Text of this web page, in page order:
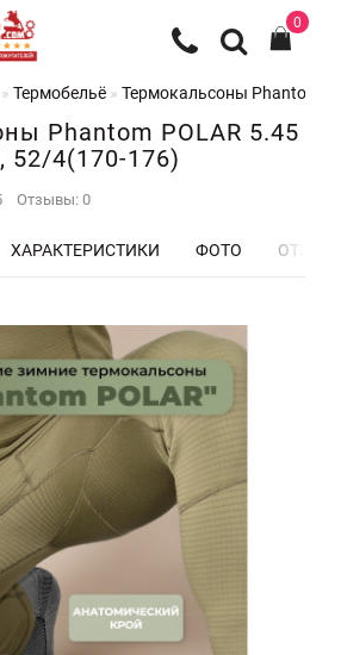
0
Термобельё Термокальсоны Phantom
Phantom POLAR 5.45
52/4(170-176)
Отзывы: 0
ХАРАКТЕРИСТИКИ ФОТО